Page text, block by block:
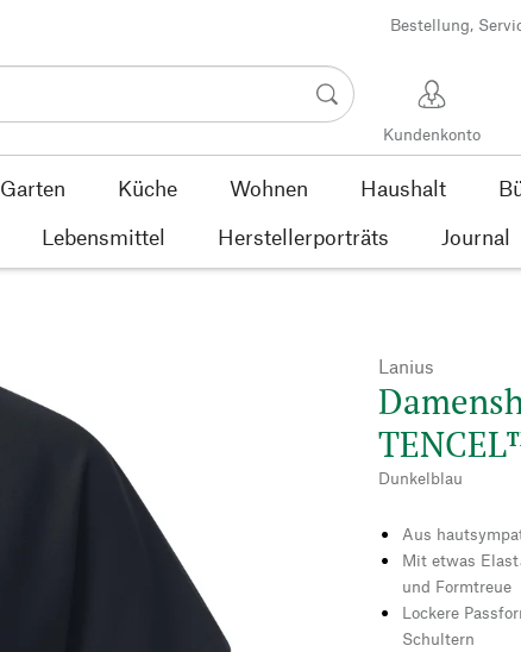
Bestellung,
Kundenkonto
Garten Küche Wohnen Haushalt
Lebensmittel Herstellerporträts Journal
Lanius
Dunkelblau
Aus
Mit etwas
und Formtreue
Lockere
Schultern